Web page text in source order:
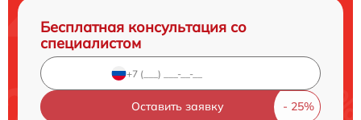
Бесплатная консультация со
специалистом
Оставить заявку